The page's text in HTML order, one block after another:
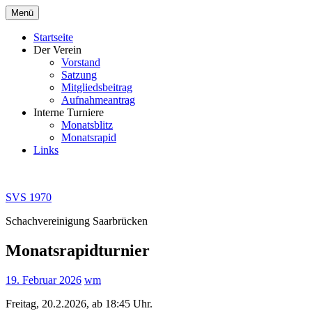
Zum
Inhalt
springen
Menü
Startseite
Der Verein
Vorstand
Satzung
Mitgliedsbeitrag
Aufnahmeantrag
Interne Turniere
Monatsblitz
Monatsrapid
Links
SVS 1970
Schachvereinigung Saarbrücken
Monatsrapidturnier
19. Februar 2026 wm
Freitag, 20.2.2026, ab 18:45 Uhr.